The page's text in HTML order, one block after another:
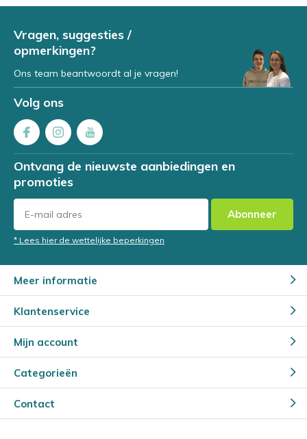
Vragen, suggesties /
opmerkingen?
Ons team beantwoordt al je vragen!
Volg ons
Ontvang de nieuwste aanbiedingen en
promoties
Abonneer
* Lees hier de wettelijke beperkingen
Meer informatie
Klantenservice
Mijn account
Categorieën
Contact